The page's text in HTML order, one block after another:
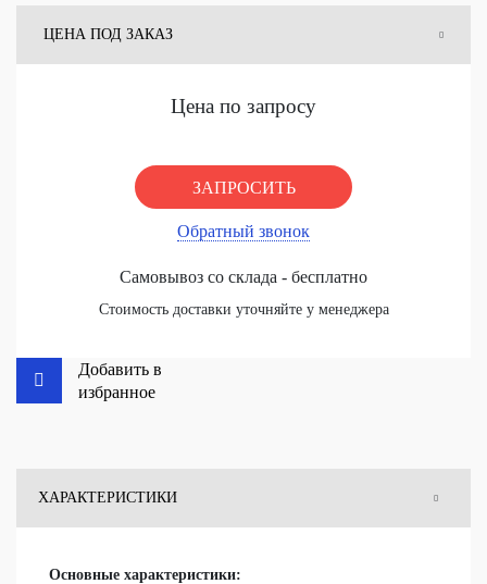
ЦЕНА ПОД ЗАКАЗ
Цена по запросу
ЗАПРОСИТЬ
Обратный звонок
Самовывоз со склада - бесплатно
Стоимость доставки уточняйте у менеджера
Добавить в
избранное
ХАРАКТЕРИСТИКИ
Основные характеристики: